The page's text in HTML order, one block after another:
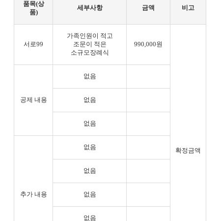
품목(상
품)
세부사항 금액 비고
서로99
가족인원이 적고
조문이 적은
소규모장례식
990,000원
확정금액
공제 내용
없음
없음
없음
추가 내용
없음
없음
없음
없음